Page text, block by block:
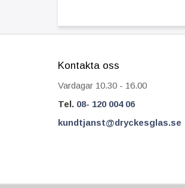
Kontakta oss
Vardagar 10.30 - 16.00
Tel. 08- 120 004 06
kundtjanst@dryckesglas.se